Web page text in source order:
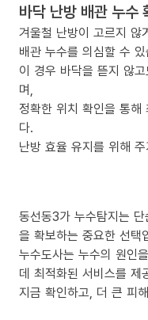
바닥 난방 배관 누수
겨울철 난방이 고르지 않
배관 누수를 의심할 수
이 경우 바닥을 뜯지 않
며,
정확한 위치 확인을 통해
다.
난방 효율 유지를 위해
동선동3가 누수탐지는
을 확보하는 중요한 선택
누수도사는 누수의 원인
데 최적화된 서비스를 제
지금 확인하고, 더 큰 피